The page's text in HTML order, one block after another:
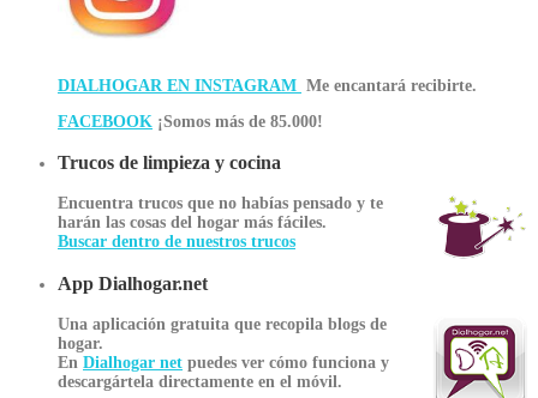
DIALHOGAR EN INSTAGRAM Me encantará recibirte.
FACEBOOK ¡Somos más de 85.000!
Trucos de limpieza y cocina
Encuentra trucos que no habías pensado y te
harán las cosas del hogar más fáciles.
Buscar dentro de nuestros trucos
App Dialhogar.net
Una aplicación gratuita que recopila blogs de
hogar.
En Dialhogar net puedes ver cómo funciona y
descargártela directamente en el móvil.